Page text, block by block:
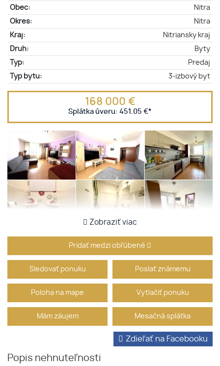
Obec:
Nitra
Okres:
Nitra
Kraj:
Nitriansky kraj
Druh:
Byty
Typ:
Predaj
Typ bytu:
3-izbový byt
168 000 €
Splátka úveru: 451.05 €*
Zobraziť viac
Pridať medzi obľúbené
Sledovať ponuku Poslať známemu
Poloha na mape Vytlačiť ponuku
Mám záujem Mesačná splátka
Popis nehnuteľnosti
Zdieľať na Facebooku